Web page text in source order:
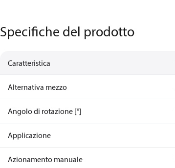
Specifiche del prodotto
Caratteristica
Alternativa mezzo
Angolo di rotazione [°]
Applicazione
Azionamento manuale